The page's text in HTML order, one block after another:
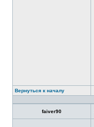
Вернуться к началу
faiver90